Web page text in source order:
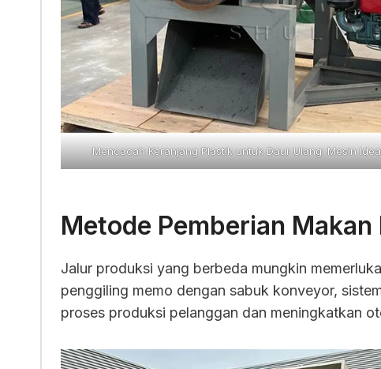
Mencacah Keranjang Plastik untuk Daur Ulang: Mesin
Metode Pemberian
Jalur produksi yang berbeda mungkin
penggiling memo dengan sabuk konveyor,
proses produksi pelanggan dan meningkatkan